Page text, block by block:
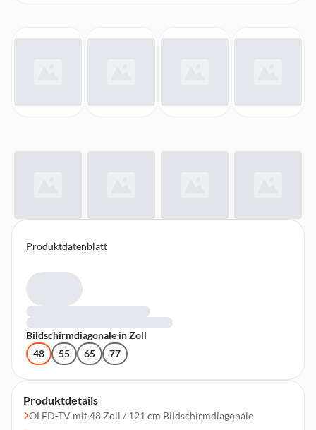
Produktdetails
OLED-TV mit 48 Zoll / 121 cm Bildschirmdiagonale
Produktdatenblatt
Bildschirmdiagonale in Zoll
48
55 65 77